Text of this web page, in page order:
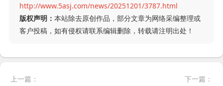
http://www.5asj.com/news/20251201/3787.html
版权声明： 本站除去原创作品，部分文章为网络采编整理或
客户投稿，如有侵权请联系编辑删除，转载请注明出处！
上一篇： 下一篇：